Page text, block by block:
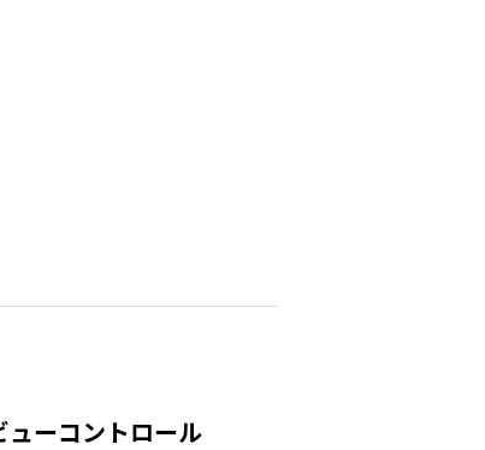
ューコントロール